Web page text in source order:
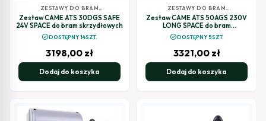
ZESTAWY DO BRAM
SKRZYDŁOWYCH
Zestaw CAME ATS 30DGS SAFE
24V SPACE do bram skrzydłowych
check_circleDOSTĘPNY 14SZT.
3198,00 zł
Dodaj do koszyka
ZESTAWY DO BRAM
SKRZYDŁOWYCH
Zestaw CAME ATS 50AGS 230V
LONG SPACE do bram
dwuskrzydłowych
check_circleDOSTĘPNY 5SZT.
3321,00 zł
Dodaj do koszyka